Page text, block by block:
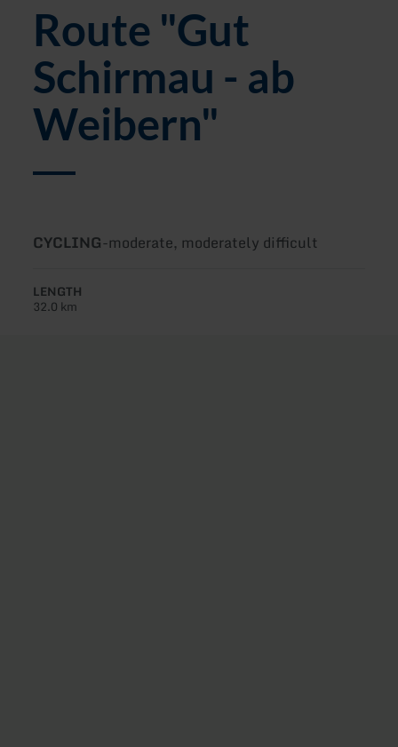
Route "Gut
Schirmau - ab
Weibern"
Type
tour:
CYCLING-Difficulty:
moderate, moderately difficult
LENGTH
32.0 km